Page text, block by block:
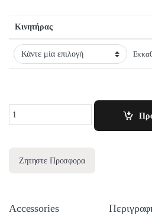
Κινητήρας
Ζητηστε Προσφορα
Accessories